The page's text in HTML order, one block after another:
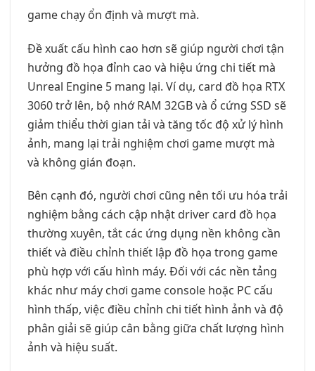
game chạy ổn định và mượt mà.
Đề xuất cấu hình cao hơn sẽ giúp người chơi tận
hưởng đồ họa đỉnh cao và hiệu ứng chi tiết mà
Unreal Engine 5 mang lại. Ví dụ, card đồ họa RTX
3060 trở lên, bộ nhớ RAM 32GB và ổ cứng SSD sẽ
giảm thiểu thời gian tải và tăng tốc độ xử lý hình
ảnh, mang lại trải nghiệm chơi game mượt mà
và không gián đoạn.
Bên cạnh đó, người chơi cũng nên tối ưu hóa trải
nghiệm bằng cách cập nhật driver card đồ họa
thường xuyên, tắt các ứng dụng nền không cần
thiết và điều chỉnh thiết lập đồ họa trong game
phù hợp với cấu hình máy. Đối với các nền tảng
khác như máy chơi game console hoặc PC cấu
hình thấp, việc điều chỉnh chi tiết hình ảnh và độ
phân giải sẽ giúp cân bằng giữa chất lượng hình
ảnh và hiệu suất.